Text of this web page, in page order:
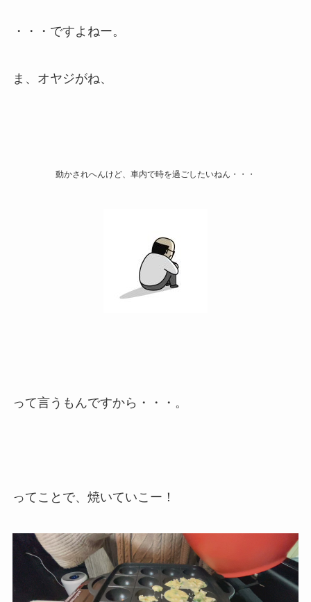
・・・ですよねー。
ま、オヤジがね、
動かされへんけど、車内で時を過ごしたいねん・・・
って言うもんですから・・・。
ってことで、焼いていこー！